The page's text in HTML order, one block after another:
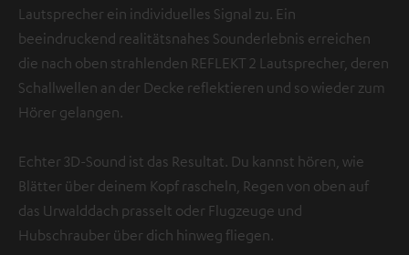
Lautsprecher ein individuelles Signal zu. Ein
beeindruckend realitätsnahes Sounderlebnis erreichen
die nach oben strahlenden REFLEKT 2 Lautsprecher, deren
Schallwellen an der Decke reflektieren und so wieder zum
Hörer gelangen.
Echter 3D-Sound ist das Resultat. Du kannst hören, wie
Blätter über deinem Kopf rascheln, Regen von oben auf
das Urwalddach prasselt oder Flugzeuge und
Hubschrauber über dich hinweg fliegen.